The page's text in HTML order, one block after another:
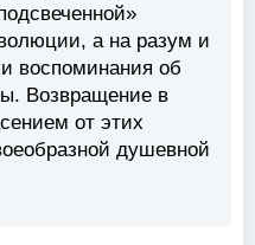
а на разум и
воспоминания об
Возвращение в
от этих
душевной